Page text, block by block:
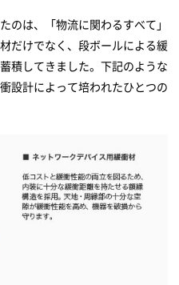
のは、「物流に関わるすべて」
だけでなく、段ボールによる緩
積してきました。下記のような
設計によって培われたひとつの